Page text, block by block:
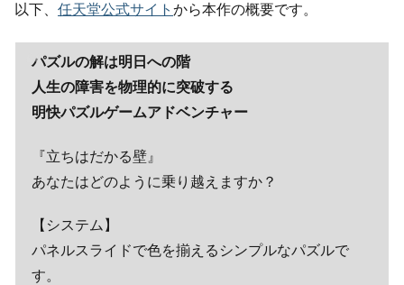
以下、 任天堂公式サイト から本作の概要です。
パズルの解は明日への階
人生の障害を物理的に突破する
明快パズルゲームアドベンチャー
『立ちはだかる壁』
あなたはどのように乗り越えますか？
【システム】
パネルスライドで色を揃えるシンプルなパズルで
す。